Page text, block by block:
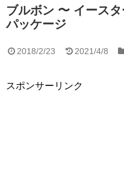
ブルボン 〜 イース
パッケージ
2018/2/23 2021/4/8
スポンサーリンク